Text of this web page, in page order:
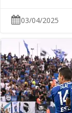
03/04/2025